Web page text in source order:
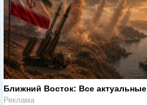
Ближний Восток: Все
Реклама